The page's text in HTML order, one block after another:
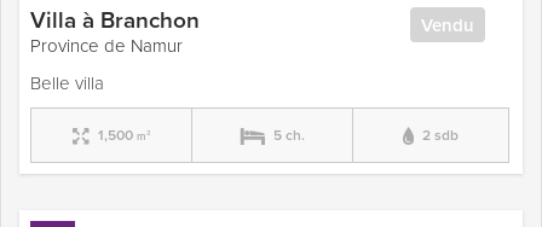
Vendu
Villa à Branchon
Province de Namur
Belle villa
1,500 m² 5 ch. 2 sdb